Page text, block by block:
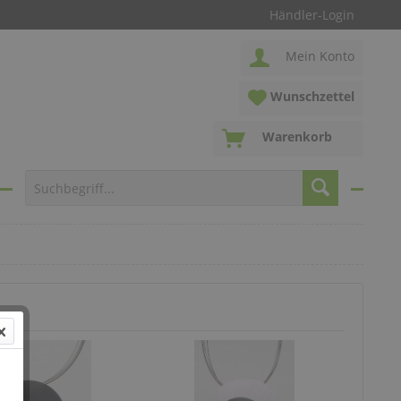
Händler-Login
Mein Konto
Wunschzettel
Warenkorb